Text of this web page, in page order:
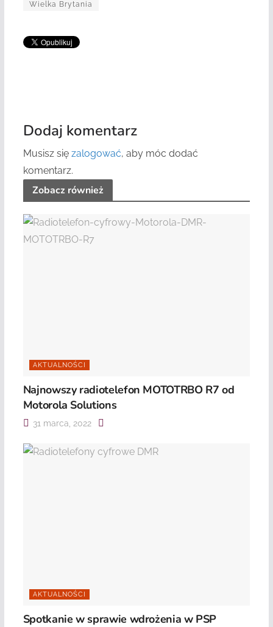
Wielka Brytania
Dodaj komentarz
Musisz się zalogować, aby móc dodać
komentarz.
Zobacz również
AKTUALNOŚCI
Najnowszy radiotelefon MOTOTRBO R7 od
Motorola Solutions
31 marca, 2022
AKTUALNOŚCI
Spotkanie w sprawie wdrożenia w PSP